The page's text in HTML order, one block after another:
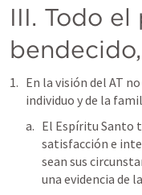
III. Todo el
En la visión del AT
individuo y de la
El Espíritu Santo
satisfacción e
sean sus
una evidencia de